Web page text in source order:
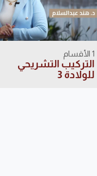
1 الأقسام
التركيب التشريحي
للولادة 3